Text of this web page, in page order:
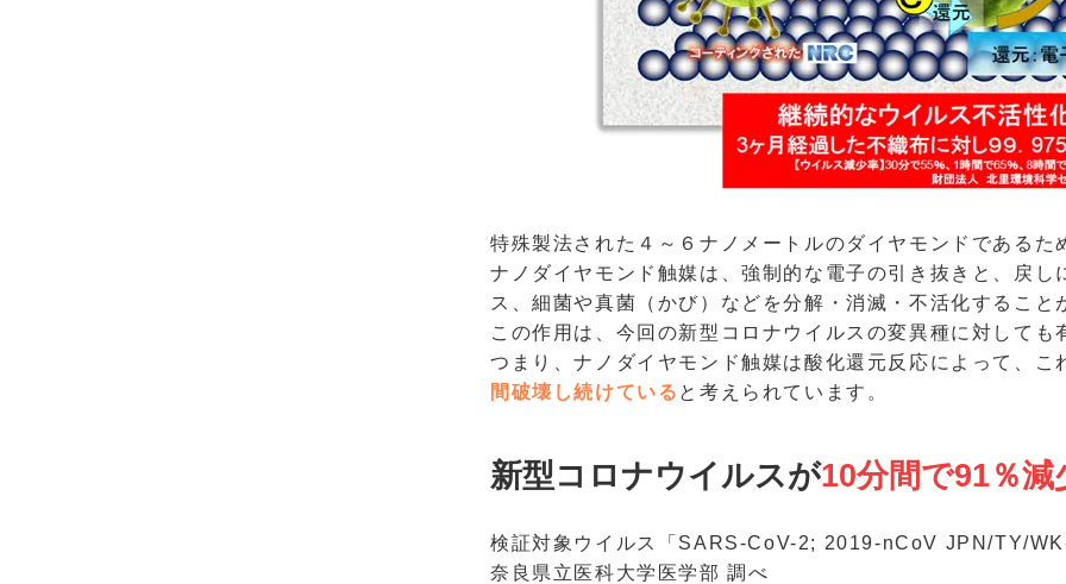
特殊製法された４～６ナノメートルのダイヤモンドである
ナノダイヤモンド触媒は、強制的な電子の引き抜きと、戻
ス、細菌や真菌（かび）などを分解・消滅・不活化するこ
この作用は、今回の新型コロナウイルスの変異種に対しても
つまり、ナノダイヤモンド触媒は酸化還元反応によって、こ
間破壊し続けている と考えられています。
新型コロナウイルスが10分間で91％減
検証対象ウイルス「SARS-CoV-2; 2019-nCoV JPN/TY/
奈良県立医科大学医学部 調べ